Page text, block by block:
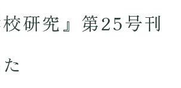
校研究』第25号刊